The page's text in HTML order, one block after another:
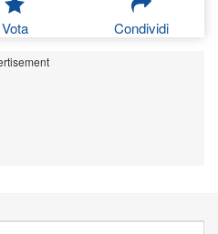
Vota Condividi